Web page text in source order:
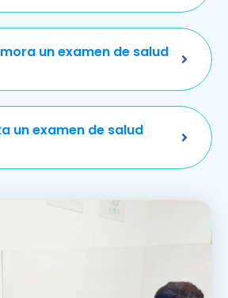
un examen de salud
un examen de salud